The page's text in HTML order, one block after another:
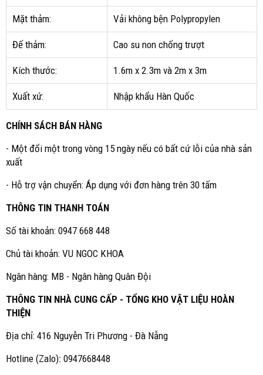
Mặt thảm: Vải không bện Polypropylen
Đế thảm: Cao su non chống trượt
Kích thước: 1.6m x 2.3m và 2m x 3m
Xuất xứ: Nhập khẩu Hàn Quốc
CHÍNH SÁCH BÁN HÀNG
- Một đổi một trong vòng 15 ngày nếu có bất cứ lỗi của nhà sản
xuất
- Hỗ trợ vận chuyển: Áp dụng với đơn hàng trên 30 tấm
THÔNG TIN THANH TOÁN
Số tài khoản: 0947 668 448
Chủ tài khoản: VU NGOC KHOA
Ngân hàng: MB - Ngân hàng Quân Đội
THÔNG TIN NHÀ CUNG CẤP - TỔNG KHO VẬT LIỆU HOÀN
THIỆN
Địa chỉ: 416 Nguyễn Tri Phương - Đà Nẵng
Hotline (Zalo): 0947668448